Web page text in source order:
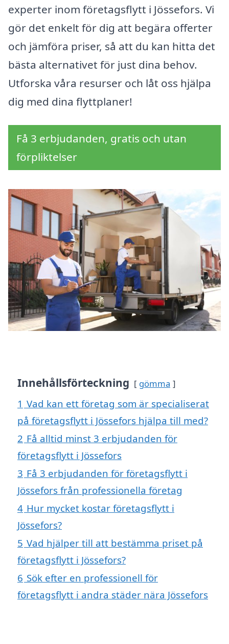
experter inom företagsflytt i Jössefors. Vi
gör det enkelt för dig att begära offerter
och jämföra priser, så att du kan hitta det
bästa alternativet för just dina behov.
Utforska våra resurser och låt oss hjälpa
dig med dina flyttplaner!
Få 3 erbjudanden, gratis och utan
förpliktelser
Innehållsförteckning gömma
1 Vad kan ett företag som är specialiserat
på företagsflytt i Jössefors hjälpa till med?
2 Få alltid minst 3 erbjudanden för
företagsflytt i Jössefors
3 Få 3 erbjudanden för företagsflytt i
Jössefors från professionella företag
4 Hur mycket kostar företagsflytt i
Jössefors?
5 Vad hjälper till att bestämma priset på
företagsflytt i Jössefors?
6 Sök efter en professionell för
företagsflytt i andra städer nära Jössefors